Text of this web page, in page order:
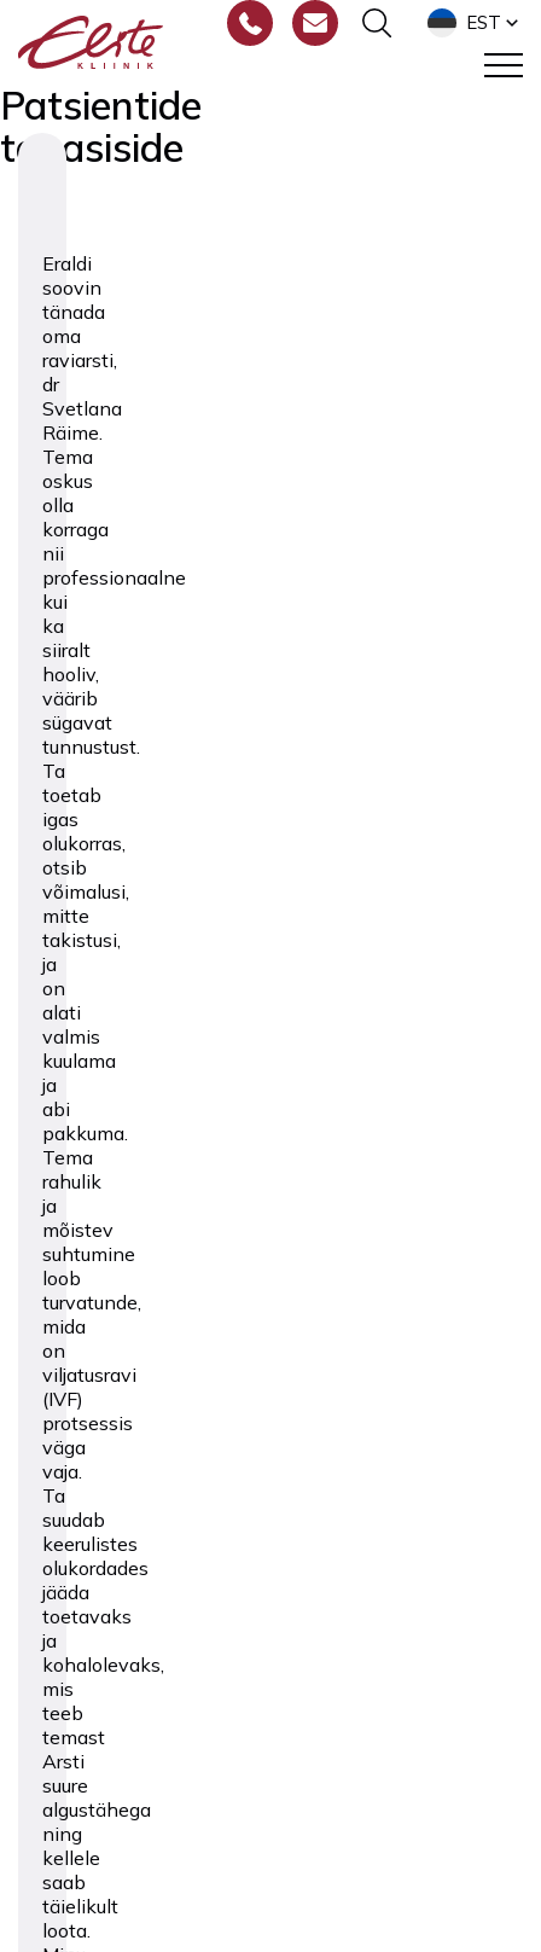
EST
Patsientide
tagasiside
Eraldi
soovin
tänada
oma
raviarsti,
dr
Svetlana
Räime.
Tema
oskus
olla
korraga
nii
professionaalne
kui
ka
siiralt
hooliv,
väärib
sügavat
tunnustust.
Ta
toetab
igas
olukorras,
otsib
võimalusi,
mitte
takistusi,
ja
on
alati
valmis
kuulama
ja
abi
pakkuma.
Tema
rahulik
ja
mõistev
suhtumine
loob
turvatunde,
mida
on
viljatusravi
(IVF)
protsessis
väga
vaja.
Ta
suudab
keerulistes
olukordades
jääda
toetavaks
ja
kohalolevaks,
mis
teeb
temast
Arsti
suure
algustähega
ning
kellele
saab
täielikult
loota.